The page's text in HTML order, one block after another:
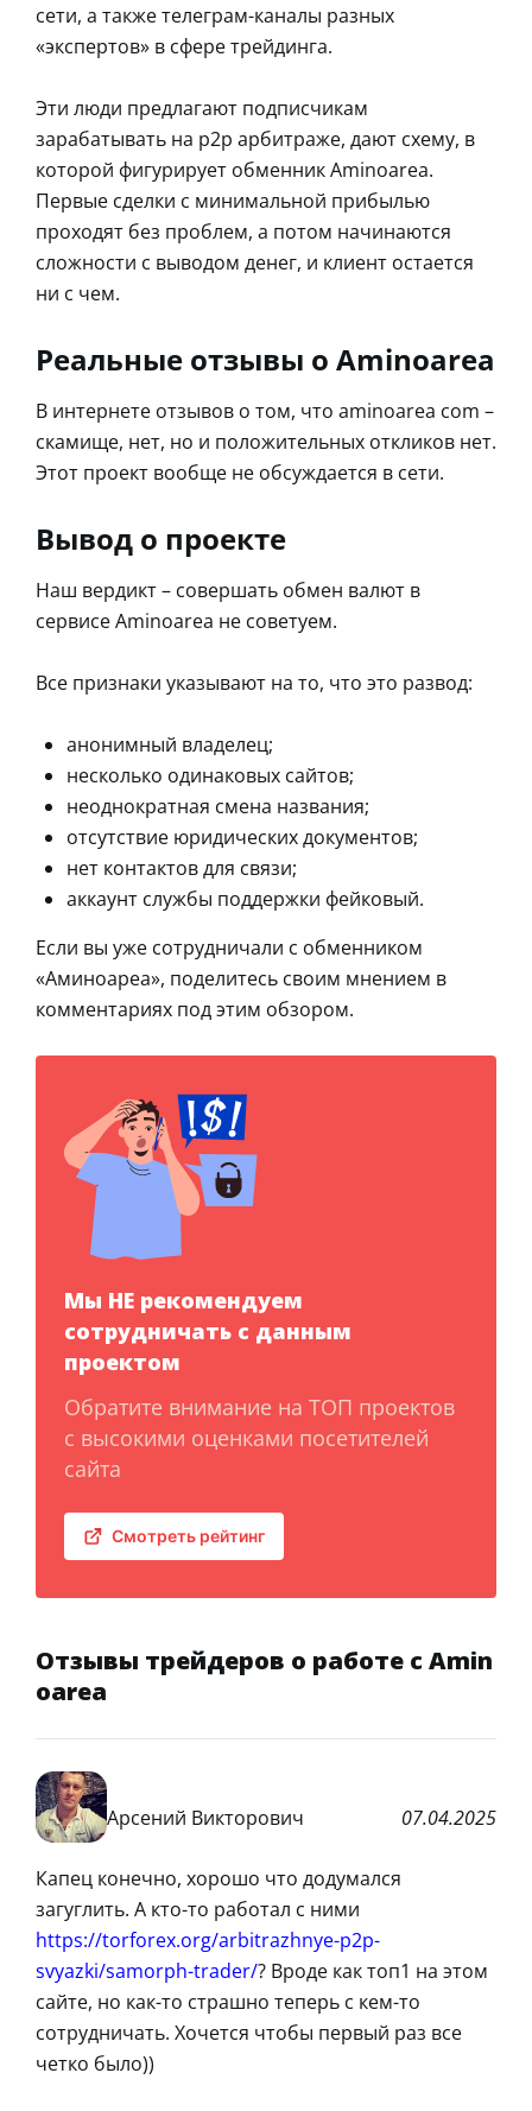
сети, а также телеграм-каналы разных
«экспертов» в сфере трейдинга.
Эти люди предлагают подписчикам
зарабатывать на p2p арбитраже, дают схему, в
которой фигурирует обменник Aminoarea.
Первые сделки с минимальной прибылью
проходят без проблем, а потом начинаются
сложности с выводом денег, и клиент остается
ни с чем.
Реальные отзывы о Aminoarea
В интернете отзывов о том, что aminoarea com –
скамище, нет, но и положительных откликов нет.
Этот проект вообще не обсуждается в сети.
Вывод о проекте
Наш вердикт – совершать обмен валют в
сервисе Aminoarea не советуем.
Все признаки указывают на то, что это развод:
анонимный владелец;
несколько одинаковых сайтов;
неоднократная смена названия;
отсутствие юридических документов;
нет контактов для связи;
аккаунт службы поддержки фейковый.
Если вы уже сотрудничали с обменником
«Аминоареа», поделитесь своим мнением в
комментариях под этим обзором.
Мы НЕ рекомендуем
сотрудничать с данным
проектом
Обратите внимание на ТОП проектов
с высокими оценками посетителей
сайта
Смотреть рейтинг
Отзывы трейдеров о работе с Amin
oarea
Арсений Викторович 07.04.2025
Капец конечно, хорошо что додумался
загуглить. А кто-то работал с ними
https://torforex.org/arbitrazhnye-p2p-
svyazki/samorph-trader/? Вроде как топ1 на этом
сайте, но как-то страшно теперь с кем-то
сотрудничать. Хочется чтобы первый раз все
четко было))